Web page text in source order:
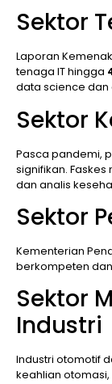
Sektor
Laporan
tenaga IT hingga
data science dan
Sektor
Pasca pandemi,
signifikan.
dan analis
Sektor
Kementerian
berkompeten
Sektor
Industri
Industri otomotif
keahlian